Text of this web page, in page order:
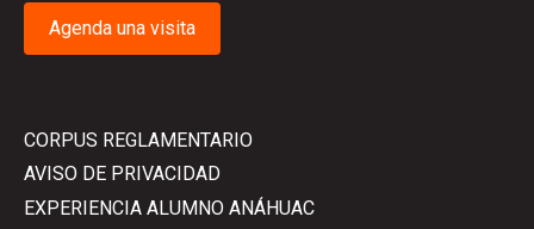
Agenda una visita
CORPUS REGLAMENTARIO
AVISO DE PRIVACIDAD
EXPERIENCIA ALUMNO ANÁHUAC